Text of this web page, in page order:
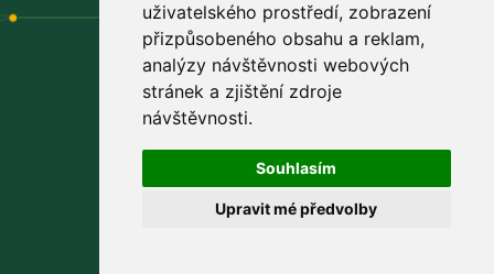
uživatelského prostředí, zobrazení
přizpůsobeného obsahu a reklam,
analýzy návštěvnosti webových
stránek a zjištění zdroje
návštěvnosti.
Souhlasím
Upravit mé předvolby
Výhradní distributor
PROBIOTICS PROVITA s.r.o.